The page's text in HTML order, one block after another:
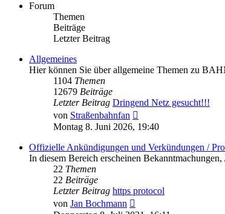
Forum
Themen
Beiträge
Letzter Beitrag
Allgemeines
Hier können Sie über allgemeine Themen zu
1104 Themen
12679 Beiträge
Letzter Beitrag Dringend Netz gesucht!!!
von Straßenbahnfan
Beitrag
Montag 8. Juni 2026, 19:40
Offizielle Ankündigungen und Verkündungen /
In diesem Bereich erscheinen
22 Themen
22 Beiträge
Letzter Beitrag https protocol
von Jan Bochmann